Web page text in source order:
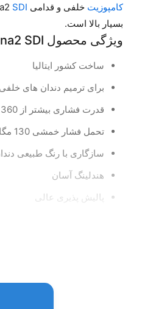
کامپوزیت خلفی و قدامی Luna2 SDI
بسیار بالا است.
ویژگی محصول Luna2 SDI:
ساخت کشور ایتالیا
برای ترمیم دندان های
قدرت فشاری بیشتر از 360 مگا پاسکال
تحمل فشار خمشی 130 مگا پاسکال
سازگاری با رنگ طبیعی
هندلینگ آسان
پالیش پذیری عالی